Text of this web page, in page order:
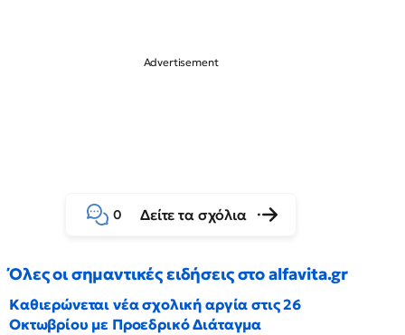
0 Δείτε τα σχόλια
Όλες οι σημαντικές ειδήσεις στο alfavita.gr
Καθιερώνεται νέα σχολική αργία στις 26
Οκτωβρίου με Προεδρικό Διάταγμα